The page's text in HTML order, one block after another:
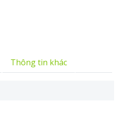
Thông tin khác